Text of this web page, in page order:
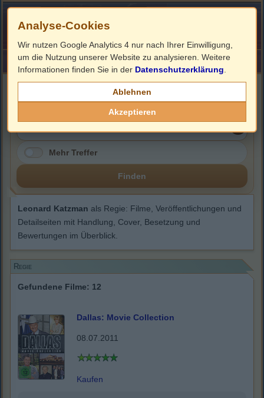
HOME ImpressumLinks
Leonard Katzman
Mehr Treffer
Finden
Leonard Katzman als Regie: Filme, Veröffentlichungen und
Detailseiten mit Handlung, Cover, Besetzung und
Bewertungen im Überblick.
Regie
Gefundene Filme: 12
Dallas: Movie Collection
08.07.2011
Kaufen
Analyse-Cookies
Wir nutzen Google Analytics 4 nur nach Ihrer Einwilligung,
um die Nutzung unserer Website zu analysieren. Weitere
Informationen finden Sie in der Datenschutzerklärung
Ablehnen
Akzeptieren